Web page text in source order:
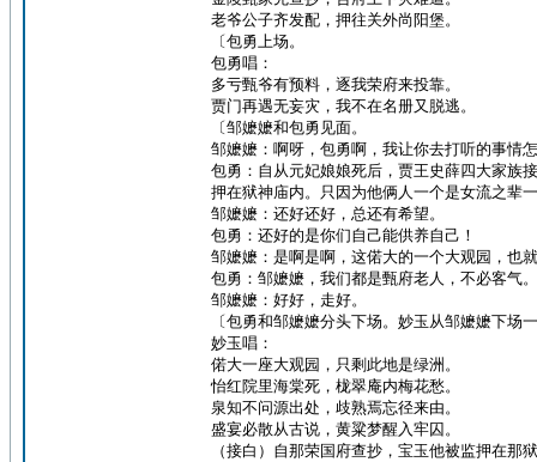
老爷公子齐发配，押往关外尚阳堡。
〔包勇上场。
包勇唱：
多亏甄爷有预料，逐我荣府来投靠。
贾门再遇无妄灾，我不在名册又脱逃。
〔邹嬷嬷和包勇见面。
邹嬷嬷：啊呀，包勇啊，我让你去打听的事情
包勇：自从元妃娘娘死后，贾王史薛四大家族
押在狱神庙内。只因为他俩人一个是女流之辈
邹嬷嬷：还好还好，总还有希望。
包勇：还好的是你们自己能供养自己！
邹嬷嬷：是啊是啊，这偌大的一个大观园，也
包勇：邹嬷嬷，我们都是甄府老人，不必客气
邹嬷嬷：好好，走好。
〔包勇和邹嬷嬷分头下场。妙玉从邹嬷嬷下场
妙玉唱：
偌大一座大观园，只剩此地是绿洲。
怡红院里海棠死，栊翠庵内梅花愁。
泉知不问源出处，歧熟焉忘径来由。
盛宴必散从古说，黄粱梦醒入牢囚。
（接白）自那荣国府查抄，宝玉他被监押在